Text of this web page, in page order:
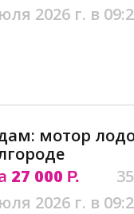
2026 г. в
мотор
27 000 Р.
2026 г. в